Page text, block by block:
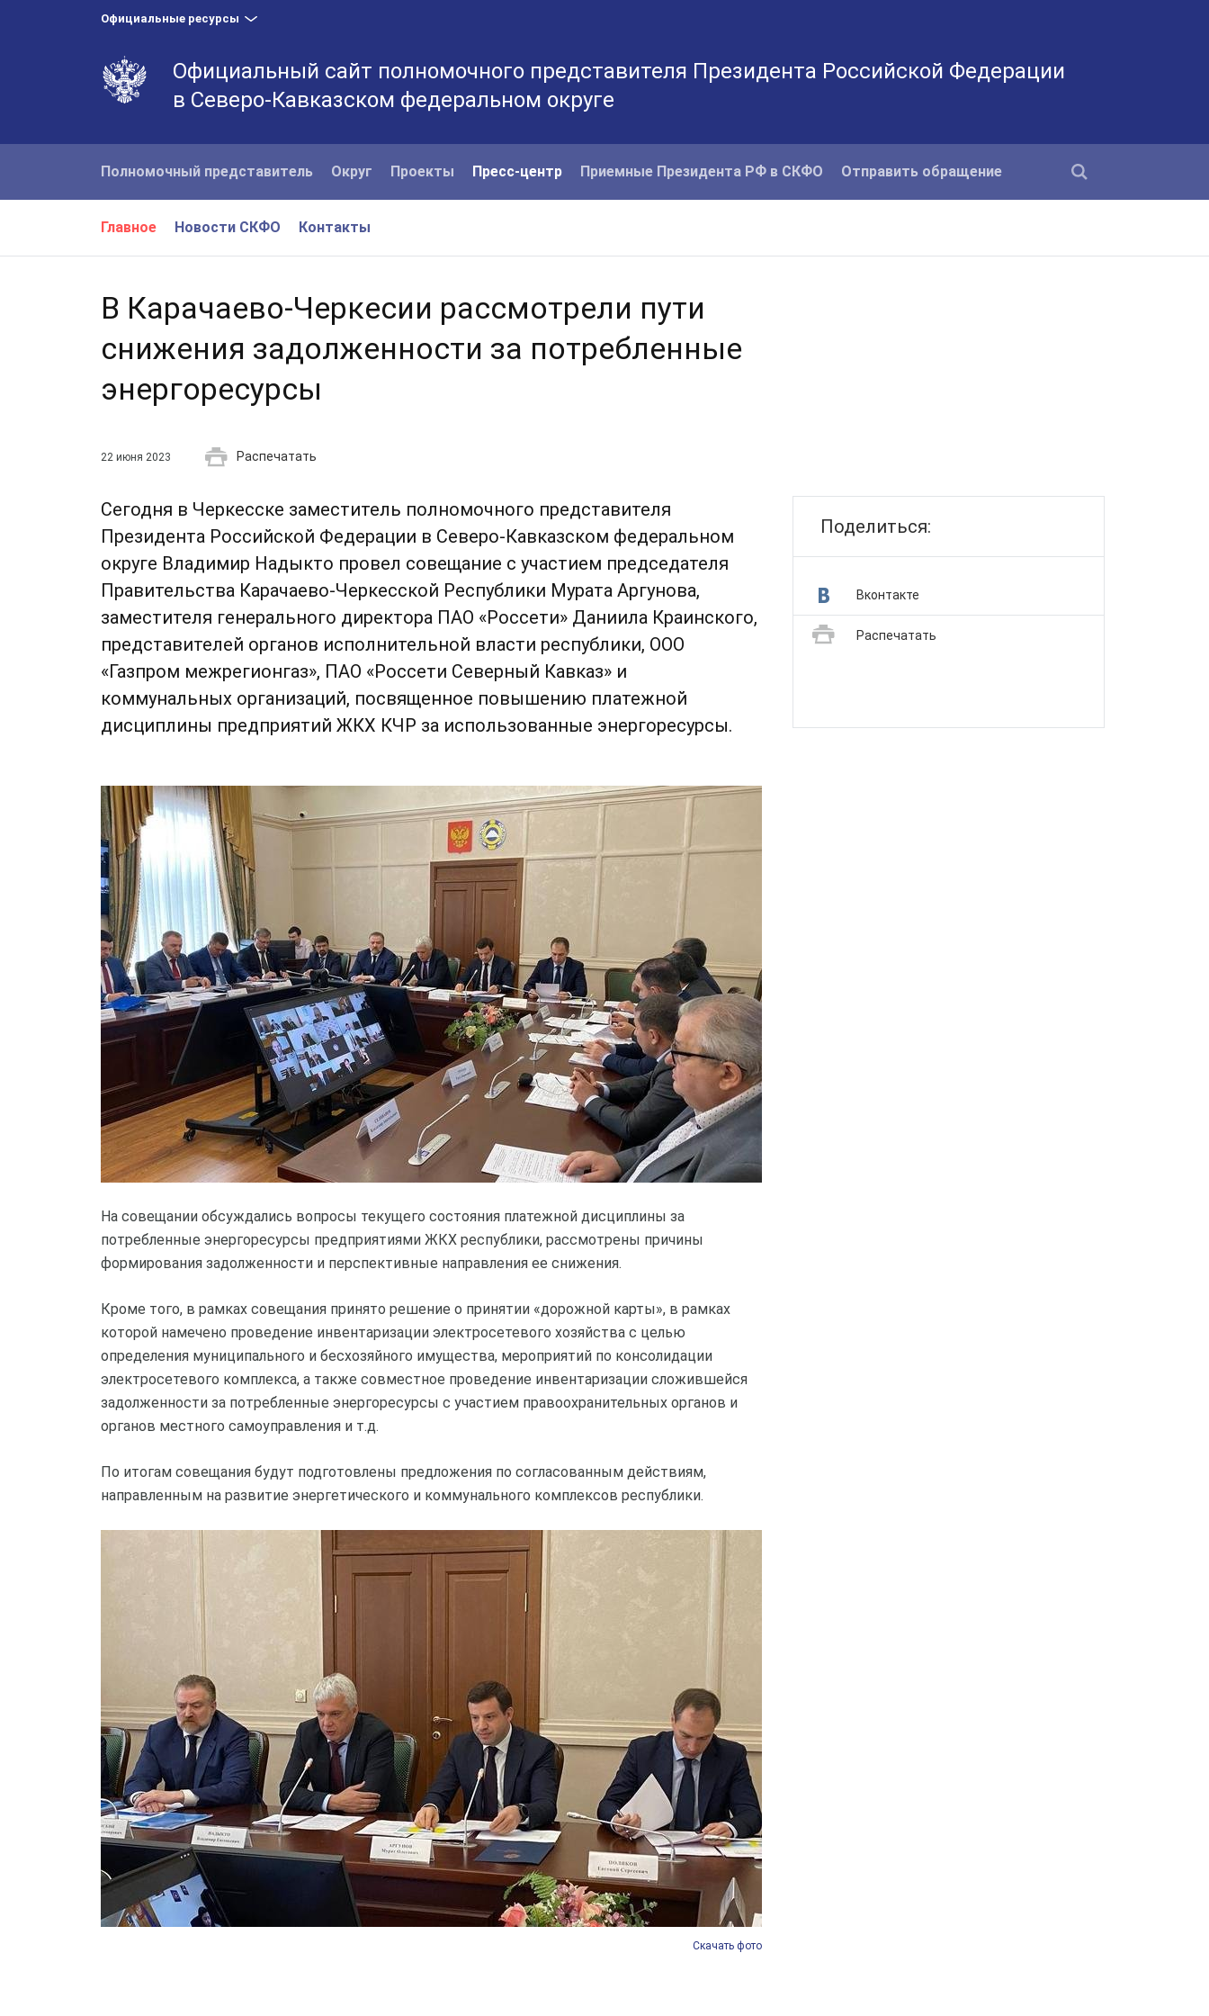
Официальные ресурсы
Официальный сайт полномочного представителя Президента Российской Федерации
в Северо-Кавказском федеральном округе
Полномочный представитель Округ Проекты Пресс-центр Приемные Президента РФ в СКФО Отправить обращение
Главное Новости СКФО Контакты
В Карачаево-Черкесии рассмотрели пути
снижения задолженности за потребленные
энергоресурсы
22 июня 2023 Распечатать
Сегодня в Черкесске заместитель полномочного представителя
Президента Российской Федерации в Северо-Кавказском федеральном
округе Владимир Надыкто провел совещание с участием председателя
Правительства Карачаево-Черкесской Республики Мурата Аргунова,
заместителя генерального директора ПАО «Россети» Даниила Краинского,
представителей органов исполнительной власти республики, ООО
«Газпром межрегионгаз», ПАО «Россети Северный Кавказ» и
коммунальных организаций, посвященное повышению платежной
дисциплины предприятий ЖКХ КЧР за использованные энергоресурсы.
На совещании обсуждались вопросы текущего состояния платежной дисциплины за
потребленные энергоресурсы предприятиями ЖКХ республики, рассмотрены причины
формирования задолженности и перспективные направления ее снижения.
Кроме того, в рамках совещания принято решение о принятии «дорожной карты», в рамках
которой намечено проведение инвентаризации электросетевого хозяйства с целью
определения муниципального и бесхозяйного имущества, мероприятий по консолидации
электросетевого комплекса, а также совместное проведение инвентаризации сложившейся
задолженности за потребленные энергоресурсы с участием правоохранительных органов и
органов местного самоуправления и т.д.
По итогам совещания будут подготовлены предложения по согласованным действиям,
направленным на развитие энергетического и коммунального комплексов республики.
Скачать фото
Поделиться:
Вконтакте
Распечатать